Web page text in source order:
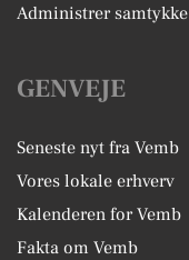
Administrer samtykke
GENVEJE
Seneste nyt fra Vemb
Vores lokale erhverv
Kalenderen for Vemb
Fakta om Vemb